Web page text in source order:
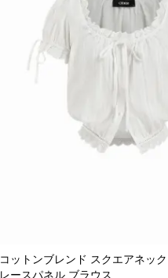
コットンブレンド スクエアネッ
レースパネル ブラウス